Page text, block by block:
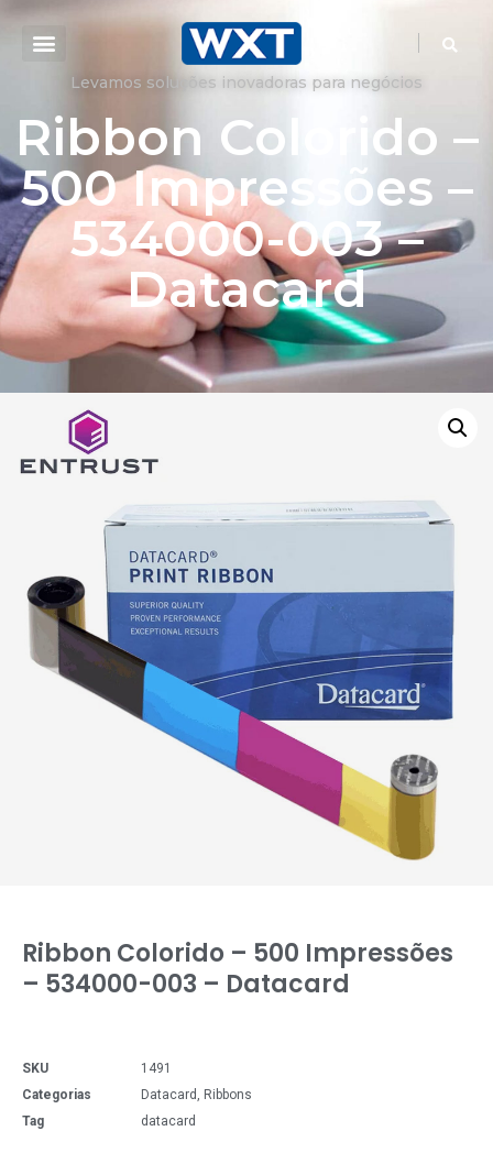
Levamos soluções inovadoras para negócios
Ribbon Colorido –
500 Impressões –
534000-003 –
Datacard
Ribbon Colorido – 500 Impressões
– 534000-003 – Datacard
SKU
1491
Categorias
Datacard , Ribbons
Tag
datacard